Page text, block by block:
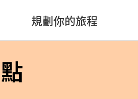
規劃你的旅程